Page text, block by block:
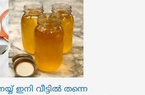
ഇനി വീട്ടിൽ തന്നെ